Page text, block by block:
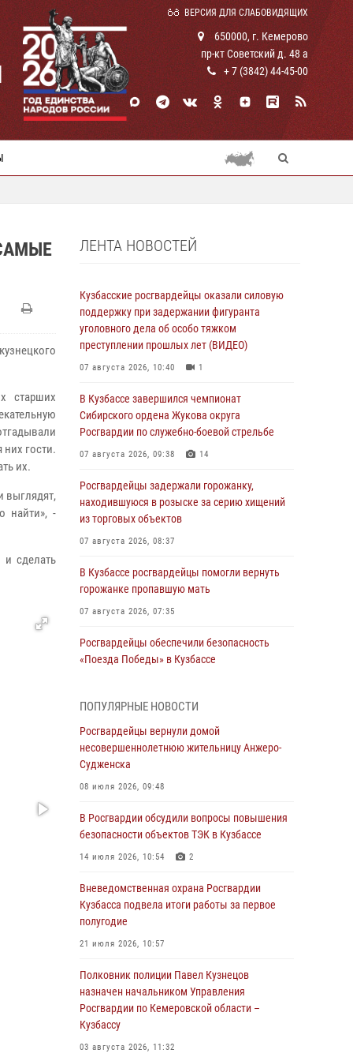
ВЕРСИЯ ДЛЯ СЛАБОВИДЯЩИХ
650000, г. Кемерово
пр-кт Советский д. 48 а
+ 7 (3842) 44-45-00
старших
гости.
их.
выглядят,
найти», -
сделать
ЛЕНТА НОВОСТЕЙ
Кузбасские росгвардейцы оказали силовую
поддержку при задержании фигуранта
уголовного дела об особо тяжком
преступлении прошлых лет (ВИДЕО)
07 августа 2026, 10:40 1
В Кузбассе завершился чемпионат
Сибирского ордена Жукова округа
Росгвардии по служебно-боевой стрельбе
07 августа 2026, 09:38 14
Росгвардейцы задержали горожанку,
находившуюся в розыске за серию хищений
из торговых объектов
07 августа 2026, 08:37
В Кузбассе росгвардейцы помогли вернуть
горожанке пропавшую мать
07 августа 2026, 07:35
Росгвардейцы обеспечили безопасность
«Поезда Победы» в Кузбассе
Генерал-полковник Олег Плохой поздравил
специалистов организационно-штатных
подразделений Росгвардии с
профессиональным праздником
07 августа 2026, 05:32
С 1 сентября 2026 года вступает в силу новый
федеральный закон о частной охранной
Росгвардейцы задержали предполагаемого
виновника причинения ножевого ранения
Росгвардейцы задержали мужчину,
повредившего имущество горожанки
06 августа 2026, 08:17
ПОПУЛЯРНЫЕ НОВОСТИ
Росгвардейцы вернули домой
несовершеннолетнюю жительницу Анжеро-
Судженска
08 июля 2026, 09:48
В Росгвардии обсудили вопросы повышения
безопасности объектов ТЭК в Кузбассе
14 июля 2026, 10:54 2
Вневедомственная охрана Росгвардии
Кузбасса подвела итоги работы за первое
полугодие
21 июля 2026, 10:57
Полковник полиции Павел Кузнецов
назначен начальником Управления
Росгвардии по Кемеровской области –
Кузбассу
03 августа 2026, 11:32